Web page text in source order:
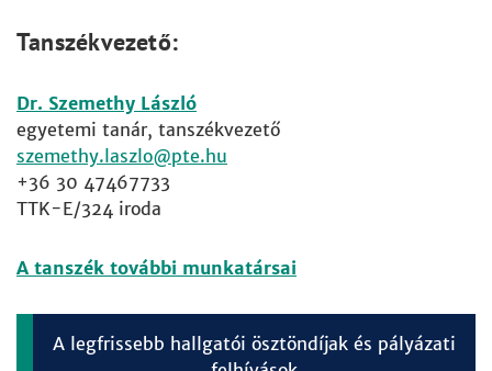
Tanszékvezető:
Dr. Szemethy László
egyetemi tanár, tanszékvezető
szemethy.laszlo
+36 30 47467733
TTK-E/324 iroda
A tanszék további munkatársai
A legfrissebb hallgatói ösztöndíjak és pályázati